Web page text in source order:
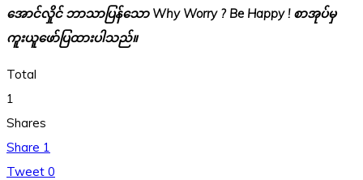
အောင်လှိုင် ဘာသာပြန်သော Why Worry ? Be Happy ! စာအုပ်မှ
ကူးယူဖော်ပြထားပါသည်။
Total
1
Shares
Share 1
Tweet 0